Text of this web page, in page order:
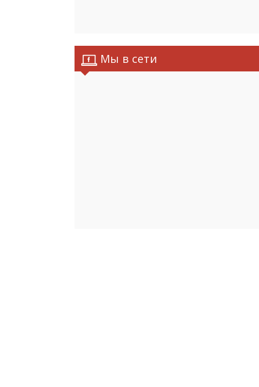
Мы в сети